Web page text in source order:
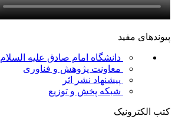
پیوندهای مفید
دانشگاه امام صادق علیه السلام
معاونت پژوهش و فناوری
پیشنهاد نشر اثر
شبکه پخش و توزیع
کتب الکترونیک